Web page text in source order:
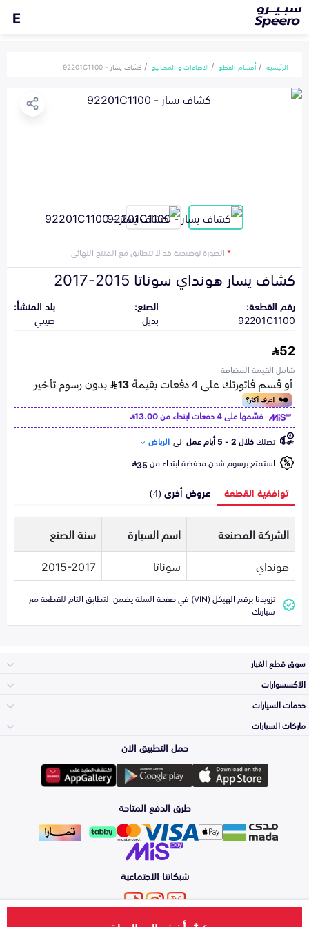
E
الرئيسية أقسام القطع الاضاءات و المصابيح كشاف يسار - 92201C1100
*الصورة توضيحية قد لا تتطابق مع المنتج النهائي
كشاف يسار هونداي سوناتا 2015-2017
رقم القطعة:
92201C1100
الصنع:
بديل
بلد المنشأ:
صيني
52
شامل القيمة المضافة
قسّمها على 4 دفعات ابتداء من
13.00
تصلكخلال 2 - 5 أيام عمل الى الرياض
استمتع برسوم شحن مخفضة ابتداء من35
توافقية القطعة عروض أخرى (4)
الشركة المصنعة اسم السيارة
سنة الصنع
هونداي
سوناتا 2015-2017
تزويدنا برقم الهيكل (VIN) في صفحة السلة يضمن التطابق التام للقطعة مع
سيارتك
سوق قطع الغيار
المكائن، القيرات
وملحقاتها
الشمعات
والاصطبات (الاضاءة)
الفرامل والأقمشة
الأبواب، الرفرف
الاكسسوارات
لوازم الرحلات
اكسسوارات العناية
الزيوت و السوائل
خدمات السيارات
الأكثر مبيعاً
التلميع والعناية
اصلاح الطلاء
ماركات السيارات
تويوتا
هيونداي
كيا
حمل التطبيق الان
طرق الدفع المتاحة
شبكاتنا الاجتماعية